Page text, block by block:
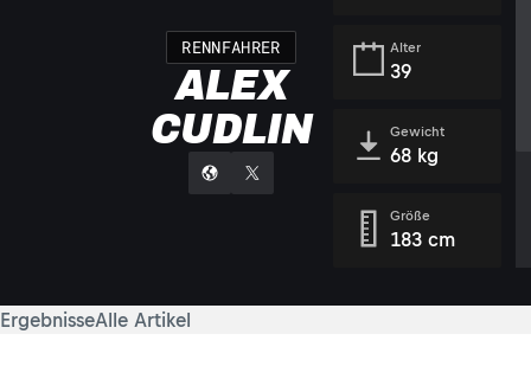
RENNFAHRER
ALEX
CUDLIN
Alter
39
Gewicht
68 kg
Größe
183 cm
ErgebnisseAlle Artikel